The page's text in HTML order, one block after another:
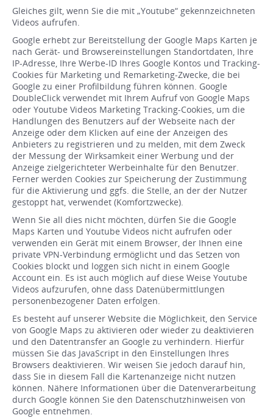
Gleiches gilt, wenn Sie die mit „Youtube“ gekennzeichneten
Videos aufrufen.
Google erhebt zur Bereitstellung der Google Maps Karten je
nach Gerät- und Browsereinstellungen Standortdaten, Ihre
IP-Adresse, Ihre Werbe-ID Ihres Google Kontos und Tracking-
Cookies für Marketing und Remarketing-Zwecke, die bei
Google zu einer Profilbildung führen können. Google
DoubleClick verwendet mit Ihrem Aufruf von Google Maps
oder Youtube Videos Marketing Tracking-Cookies, um die
Handlungen des Benutzers auf der Webseite nach der
Anzeige oder dem Klicken auf eine der Anzeigen des
Anbieters zu registrieren und zu melden, mit dem Zweck
der Messung der Wirksamkeit einer Werbung und der
Anzeige zielgerichteter Werbeinhalte für den Benutzer.
Ferner werden Cookies zur Speicherung der Zustimmung
für die Aktivierung und ggfs. die Stelle, an der der Nutzer
gestoppt hat, verwendet (Komfortzwecke).
Wenn Sie all dies nicht möchten, dürfen Sie die Google
Maps Karten und Youtube Videos nicht aufrufen oder
verwenden ein Gerät mit einem Browser, der Ihnen eine
private VPN-Verbindung ermöglicht und das Setzen von
Cookies blockt und loggen sich nicht in einem Google
Account ein. Es ist auch möglich auf diese Weise Youtube
Videos aufzurufen, ohne dass Datenübermittlungen
personenbezogener Daten erfolgen.
Es besteht auf unserer Website die Möglichkeit, den Service
von Google Maps zu aktivieren oder wieder zu deaktivieren
und den Datentransfer an Google zu verhindern. Hierfür
müssen Sie das JavaScript in den Einstellungen Ihres
Browsers deaktivieren. Wir weisen Sie jedoch darauf hin,
dass Sie in diesem Fall die Kartenanzeige nicht nutzen
können. Nähere Informationen über die Datenverarbeitung
durch Google können Sie den Datenschutzhinweisen von
Google entnehmen.